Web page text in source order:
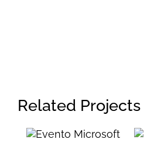
Related Projects
Evento